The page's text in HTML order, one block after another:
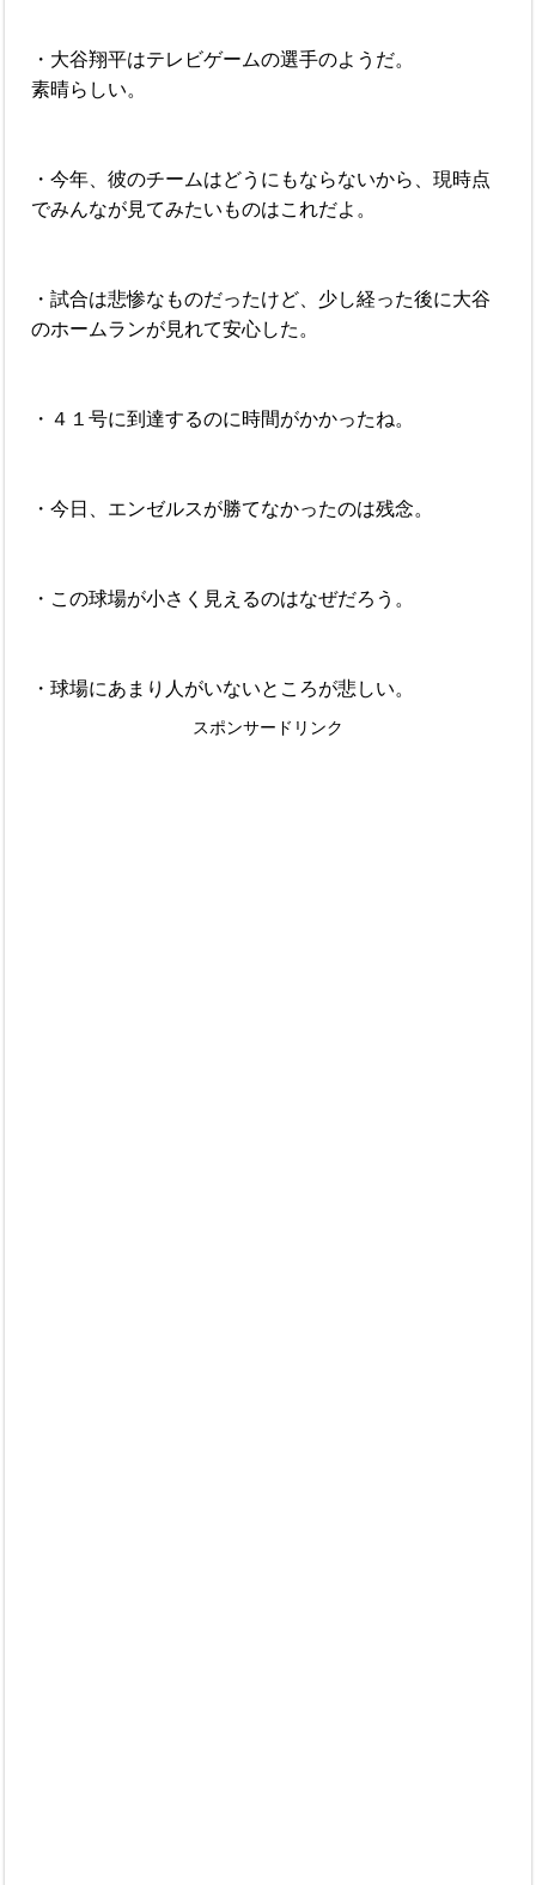
・大谷翔平はテレビゲームの選手のようだ。
素晴らしい。
・今年、彼のチームはどうにもならないから、現時点
でみんなが見てみたいものはこれだよ。
・試合は悲惨なものだったけど、少し経った後に大谷
のホームランが見れて安心した。
・４１号に到達するのに時間がかかったね。
・今日、エンゼルスが勝てなかったのは残念。
・この球場が小さく見えるのはなぜだろう。
・球場にあまり人がいないところが悲しい。
スポンサードリンク